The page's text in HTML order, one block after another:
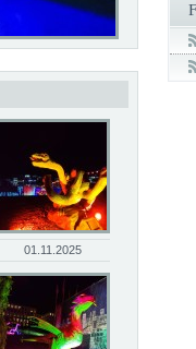
01.11.2025